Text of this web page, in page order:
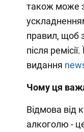
також може
правил, щоб
після
видання
Чому ця
Відмова від
алкоголю -